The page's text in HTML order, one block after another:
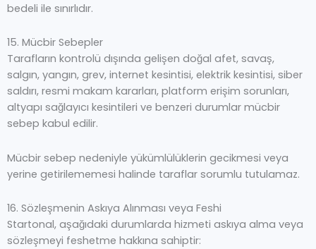
bedeli ile sınırlıdır.
15. Mücbir Sebepler
Tarafların kontrolü dışında gelişen doğal afet, savaş,
salgın, yangın, grev, internet kesintisi, elektrik kesintisi, siber
saldırı, resmi makam kararları, platform erişim sorunları,
altyapı sağlayıcı kesintileri ve benzeri durumlar mücbir
sebep kabul edilir.
Mücbir sebep nedeniyle yükümlülüklerin gecikmesi veya
yerine getirilememesi halinde taraflar sorumlu tutulamaz.
16. Sözleşmenin Askıya Alınması veya Feshi
Startonal, aşağıdaki durumlarda hizmeti askıya alma veya
sözleşmeyi feshetme hakkına sahiptir: